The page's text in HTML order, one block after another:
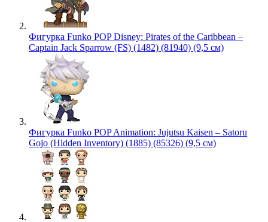
Фигурка Funko POP Disney: Pirates of the Caribbean –
Captain Jack Sparrow (FS) (1482) (81940) (9,5 см)
Фигурка Funko POP Animation: Jujutsu Kaisen – Satoru
Gojo (Hidden Inventory) (1885) (85326) (9,5 см)